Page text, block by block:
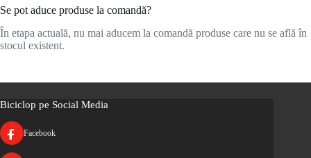
Se pot aduce produse la comandă?
În etapa actuală, nu mai aducem la comandă produse care nu se află în
stocul existent.
Biciclop pe Social Media
Facebook